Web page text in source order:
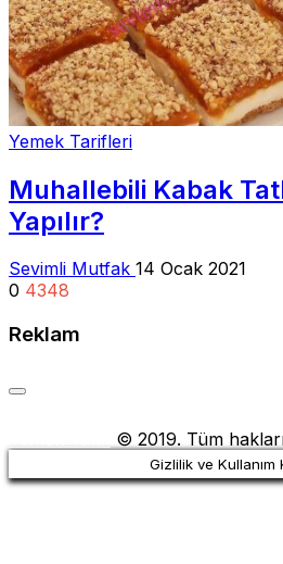
Yemek Tarifleri
Muhallebili Kabak
Yapılır?
Sevimli Mutfak 14 Ocak 2021
0 4348
Reklam
© 2019. Tüm hakları
Gizlilik ve Kullanım